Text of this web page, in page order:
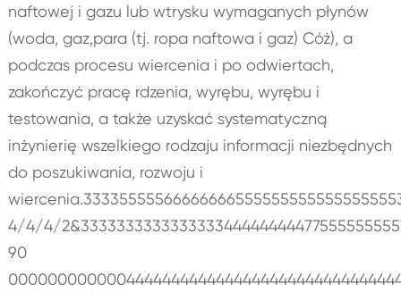
naftowej i gazu lub wtrysku wymaganych płynów
(woda, gaz,para (tj. ropa naftowa i gaz) Cóż), a
podczas procesu wiercenia i po odwiertach,
zakończyć pracę rdzenia, wyrębu, wyrębu i
testowania, a także uzyskać systematyczną
inżynierię wszelkiego rodzaju informacji niezbędnych
do poszukiwania, rozwoju i
4/4/4/
90